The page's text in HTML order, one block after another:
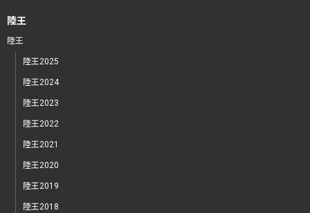
陸王
陸王
陸王2025
陸王2024
陸王2023
陸王2022
陸王2021
陸王2020
陸王2019
陸王2018